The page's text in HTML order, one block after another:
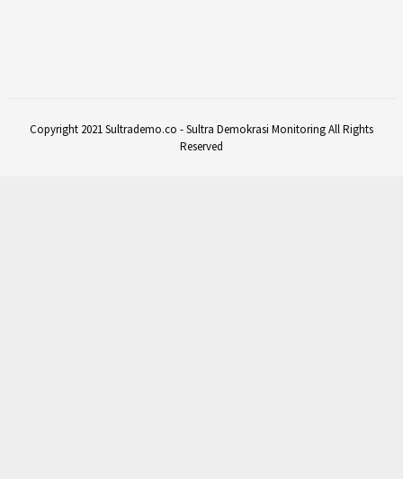
Copyright 2021 Sultrademo.co - Sultra Demokrasi Monitoring All Rights
Reserved